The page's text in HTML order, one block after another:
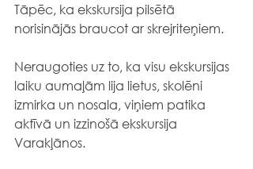
Tāpēc, ka ekskursija pilsētā
norisinājās braucot ar skrejriteņiem.
Neraugoties uz to, ka visu ekskursijas
laiku aumaļām lija lietus, skolēni
izmirka un nosala, viņiem patika
aktīvā un izzinošā ekskursija
Varakļānos.